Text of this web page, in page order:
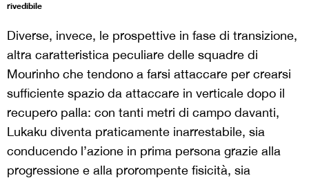
rivedibile
Diverse, invece, le prospettive in fase di transizione,
altra caratteristica peculiare delle squadre di
Mourinho che tendono a farsi attaccare per crearsi
sufficiente spazio da attaccare in verticale dopo il
recupero palla: con tanti metri di campo davanti,
Lukaku diventa praticamente inarrestabile, sia
conducendo l’azione in prima persona grazie alla
progressione e alla prorompente fisicità, sia